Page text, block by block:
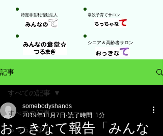
特定非営利活動法人 ​常設子育てサロン
​シニア＆高齢者サロン
記事
すべての記事
ちっちゃなて
すべての記事
おっきなて報告「みんな
somebodyshands
2019年11月7日 読了時間: 1分